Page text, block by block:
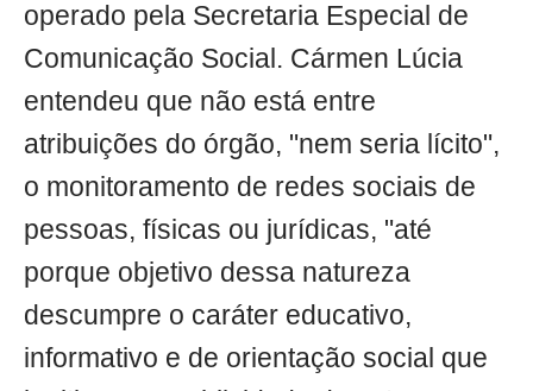
operado pela Secretaria Especial de
Comunicação Social. Cármen Lúcia
entendeu que não está entre
atribuições do órgão, "nem seria lícito",
o monitoramento de redes sociais de
pessoas, físicas ou jurídicas, "até
porque objetivo dessa natureza
descumpre o caráter educativo,
informativo e de orientação social que